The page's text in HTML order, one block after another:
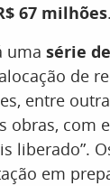
67 milhões.
uma série
de
entre
obras, com
liberado”.
em